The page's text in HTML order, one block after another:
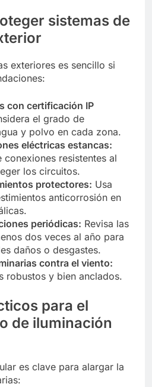
sistemas de
exteriores es sencillo si
con certificación IP
el grado de
y polvo en cada zona.
eléctricas estancas:
conexiones resistentes al
los circuitos.
protectores: Usa
anticorrosión en
periódicas: Revisa las
dos veces al año para
daños o desgastes.
contra el viento:
robustos y bien anclados.
para el
de iluminación
es clave para alargar la